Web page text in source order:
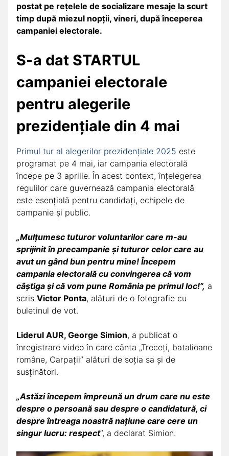
postat pe reţelele de socializare mesaje la scurt
timp după miezul nopţii, vineri, după începerea
campaniei electorale.
S-a dat STARTUL
campaniei electorale
pentru alegerile
prezidenţiale din 4 mai
Primul tur al alegerilor prezidențiale 2025 este
programat pe 4 mai, iar campania electorală
începe pe 3 aprilie. În acest context, înțelegerea
regulilor care guvernează campania electorală
este esențială pentru candidați, echipele de
campanie și public.
„Mulţumesc tuturor voluntarilor care m-au
sprijinit în precampanie şi tuturor celor care au
avut un gând bun pentru mine! Începem
campania electorală cu convingerea că vom
câştiga şi că vom pune România pe primul loc!”, a
scris Victor Ponta, alături de o fotografie cu
buletinul de vot.
Liderul AUR, George Simion, a publicat o
înregistrare video în care cânta „Treceţi, batalioane
române, Carpaţii” alături de soţia sa şi de
susţinători.
„Astăzi începem împreună un drum care nu este
despre o persoană sau despre o candidatură, ci
despre întreaga noastră naţiune care cere un
singur lucru: respect”, a declarat Simion.